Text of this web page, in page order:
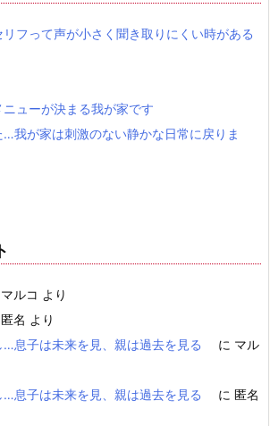
リフって声が小さく聞き取りにくい時がある
ニューが決まる我が家です
我が家は刺激のない静かな日常に戻りま
マルコ より
匿名 より
息子は未来を見、親は過去を見る
に マル
息子は未来を見、親は過去を見る
に 匿名